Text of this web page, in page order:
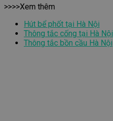
>>>>Xem thêm
Hút bể phốt tại Hà Nội
Thông tắc cống tại Hà Nội
Thông tắc bồn cầu Hà Nội